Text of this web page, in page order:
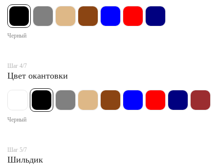
Черный
Шаг 4/7
Цвет окантовки
Черный
Шаг 5/7
Шильдик